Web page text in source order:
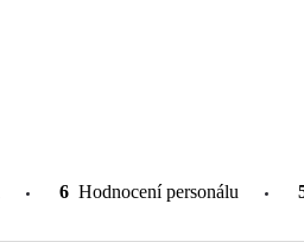
6 Hodnocení personálu